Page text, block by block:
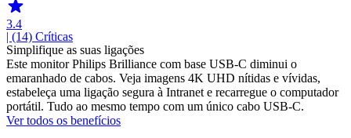
3.4
| (14) Críticas
Simplifique as suas ligações
Este monitor Philips Brilliance com base USB-C diminui o
emaranhado de cabos. Veja imagens 4K UHD nítidas e vívidas,
estabeleça uma ligação segura à Intranet e recarregue o computador
portátil. Tudo ao mesmo tempo com um único cabo USB-C.
Ver todos os benefícios